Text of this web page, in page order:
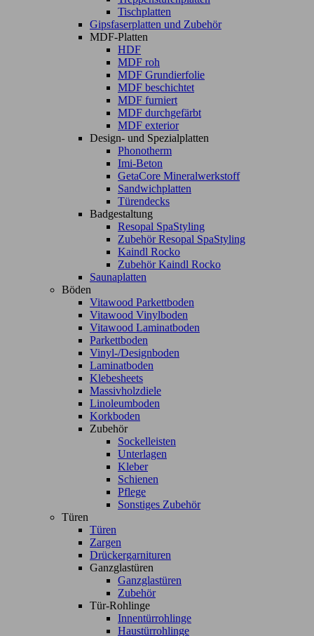
Tischplatten
Gipsfaserplatten und Zubehör
MDF-Platten
HDF
MDF roh
MDF Grundierfolie
MDF beschichtet
MDF furniert
MDF durchgefärbt
MDF exterior
Design- und Spezialplatten
Phonotherm
Imi-Beton
GetaCore Mineralwerkstoff
Sandwichplatten
Türendecks
Badgestaltung
Resopal SpaStyling
Zubehör Resopal SpaStyling
Kaindl Rocko
Zubehör Kaindl Rocko
Saunaplatten
Böden
Vitawood Parkettboden
Vitawood Vinylboden
Vitawood Laminatboden
Parkettboden
Vinyl-/Designboden
Laminatboden
Klebesheets
Massivholzdiele
Linoleumboden
Korkboden
Zubehör
Sockelleisten
Unterlagen
Kleber
Schienen
Pflege
Sonstiges Zubehör
Türen
Türen
Zargen
Drückergarnituren
Ganzglastüren
Ganzglastüren
Zubehör
Tür-Rohlinge
Innentürrohlinge
Haustürrohlinge